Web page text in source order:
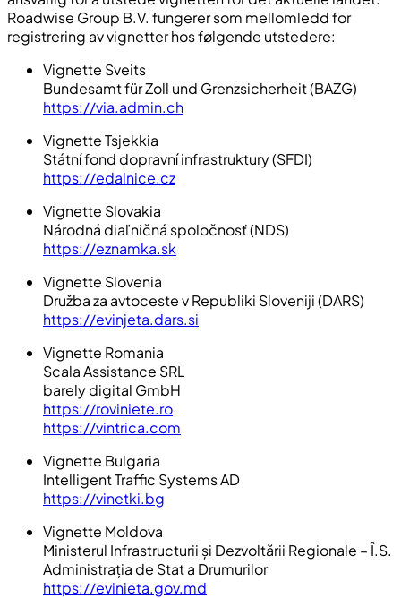
Roadwise Group B.V. fungerer som mellomledd for
registrering av vignetter hos følgende utstedere:
Vignette Sveits
Bundesamt für Zoll und Grenzsicherheit (BAZG)
https://via.admin.ch
Vignette Tsjekkia
Státní fond dopravní infrastruktury (SFDI)
https://edalnice.cz
Vignette Slovakia
Národná diaľničná spoločnosť (NDS)
https://eznamka.sk
Vignette Slovenia
Družba za avtoceste v Republiki Sloveniji (DARS)
https://evinjeta.dars.si
Vignette Romania
Scala Assistance SRL
barely digital GmbH
https://roviniete.ro
https://vintrica.com
Vignette Bulgaria
Intelligent Traffic Systems AD
https://vinetki.bg
Vignette Moldova
Ministerul Infrastructurii și Dezvoltării Regionale – Î.S.
Administrația de Stat a Drumurilor
https://evinieta.gov.md